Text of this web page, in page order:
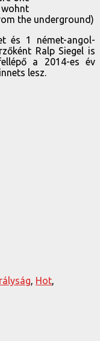
wohnt
the underground)
és 1 német-angol-
Ralp Siegel is
a 2014-es év
lesz.
Hot